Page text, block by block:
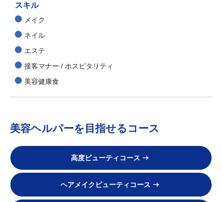
スキル
メイク
ネイル
エステ
接客マナー / ホスピタリティ
美容健康食
美容ヘルパーを目指せるコース
高度ビューティコース
ヘアメイクビューティコース